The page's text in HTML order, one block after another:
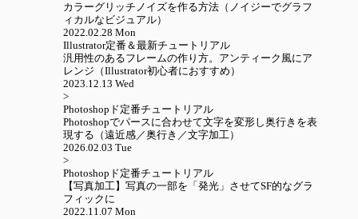
カラーグリッチノイズを作る方法（ノイジーでグラフ
ィカルなビジュアル）
2022.02.28 Mon
Illustrator定番＆最新チュートリアル
汎用性のあるフレームの作り方。アンティーク風にア
レンジ（Illustrator初心者におすすめ）
2023.12.13 Wed
>
Photoshopド定番チュートリアル
Photoshopでパースに合わせて文字を変形し奥行きを表
現する（遠近感／奥行き／文字加工）
2026.02.03 Tue
>
Photoshopド定番チュートリアル
【写真加工】写真の一部を「発光」させてSF的なグラ
フィックに
2022.11.07 Mon